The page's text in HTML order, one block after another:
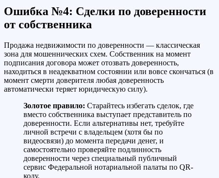
Ошибка №4: Сделки по доверенности
от собственника
Продажа недвижимости по доверенности — классическая
зона для мошеннических схем. Собственник на момент
подписания договора может отозвать доверенность,
находиться в неадекватном состоянии или вовсе скончаться (в
момент смерти доверителя любая доверенность
автоматически теряет юридическую силу).
Золотое правило: Старайтесь избегать сделок, где
вместо собственника выступает представитель по
доверенности. Если альтернативы нет, требуйте
личной встречи с владельцем (хотя бы по
видеосвязи) до момента передачи денег, и
самостоятельно проверяйте подлинность
доверенности через специальный публичный
сервис Федеральной нотариальной палаты по QR-
коду.